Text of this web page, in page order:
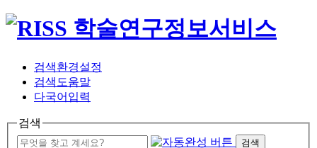
검색환경설정
검색도움말
다국어입력
검색
검색